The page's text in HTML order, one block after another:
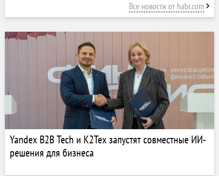
Все новости от habr.com
Yandex B2B Tech и К2Тех запустят совместные ИИ-
решения для бизнеса